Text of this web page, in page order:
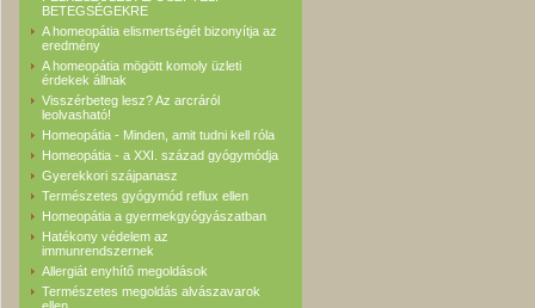
BETEGSÉGEKRE
A homeopátia elismertségét bizonyítja az
eredmény
A homeopátia mögött komoly üzleti
érdekek állnak
Visszérbeteg lesz? Az arcráról
leolvasható!
Homeopátia - Minden, amit tudni kell róla
Homeopátia - a XXI. század gyógymódja
Gyerekkori szájpanasz
Természetes gyógymód reflux ellen
Homeopátia a gyermekgyógyászatban
Hatékony védelem az
immunrendszernek
Allergiát enyhítő megoldások
Természetes megoldás alvászavarok